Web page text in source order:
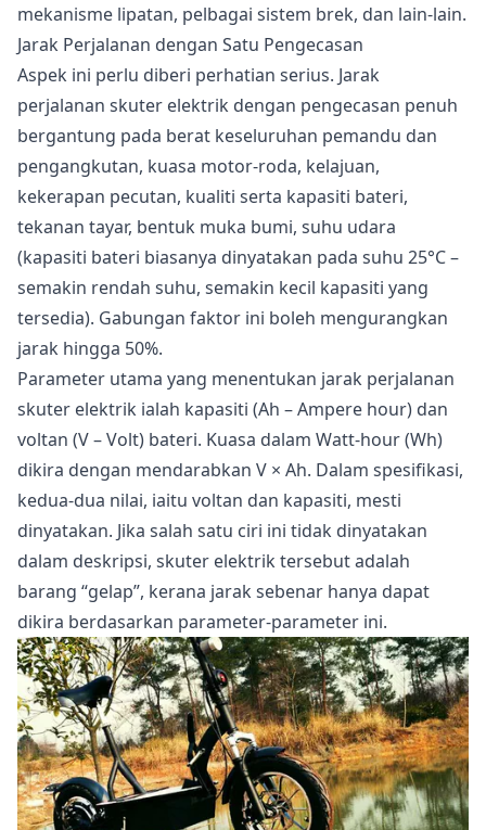
mekanisme lipatan, pelbagai sistem brek, dan lain-lain.
Jarak Perjalanan dengan Satu Pengecasan
Aspek ini perlu diberi perhatian serius. Jarak
perjalanan skuter elektrik dengan pengecasan penuh
bergantung pada berat keseluruhan pemandu dan
pengangkutan, kuasa motor-roda, kelajuan,
kekerapan pecutan, kualiti serta kapasiti bateri,
tekanan tayar, bentuk muka bumi, suhu udara
(kapasiti bateri biasanya dinyatakan pada suhu 25°C –
semakin rendah suhu, semakin kecil kapasiti yang
tersedia). Gabungan faktor ini boleh mengurangkan
jarak hingga 50%.
Parameter utama yang menentukan jarak perjalanan
skuter elektrik ialah kapasiti (Ah – Ampere hour) dan
voltan (V – Volt) bateri. Kuasa dalam Watt-hour (Wh)
dikira dengan mendarabkan V × Ah. Dalam spesifikasi,
kedua-dua nilai, iaitu voltan dan kapasiti, mesti
dinyatakan. Jika salah satu ciri ini tidak dinyatakan
dalam deskripsi, skuter elektrik tersebut adalah
barang “gelap”, kerana jarak sebenar hanya dapat
dikira berdasarkan parameter-parameter ini.